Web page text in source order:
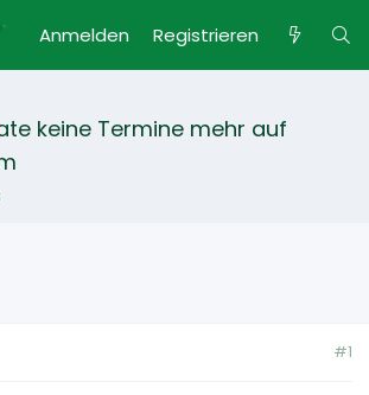
Anmelden Registrieren
keine Termine mehr auf
#1